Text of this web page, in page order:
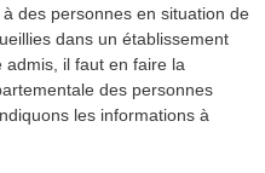
des personnes en situation de
dans un établissement
il faut en faire la
des personnes
les informations à